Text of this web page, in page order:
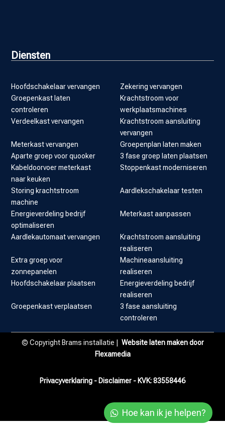
Diensten
Hoofdschakelaar vervangen
Zekering vervangen
Groepenkast laten
controleren
Krachtstroom voor
werkplaatsmachines
Verdeelkast vervangen
Krachtstroom aansluiting
vervangen
Meterkast vervangen
Groepenplan laten maken
Aparte groep voor quooker
3 fase groep laten plaatsen
Kabeldoorvoer meterkast
naar keuken
Stoppenkast moderniseren
Storing krachtstroom
machine
Aardlekschakelaar testen
Energieverdeling bedrijf
optimaliseren
Meterkast aanpassen
Aardlekautomaat vervangen
Krachtstroom aansluiting
realiseren
Extra groep voor
zonnepanelen
Machineaansluiting
realiseren
Hoofdschakelaar plaatsen
Energieverdeling bedrijf
realiseren
Groepenkast verplaatsen
3 fase aansluiting
controleren
Hoe kan ik je helpen?
© Copyright Brams installatie | Website laten maken door
Flexamedia
Privacyverklaring - Disclaimer - KVK:83558446